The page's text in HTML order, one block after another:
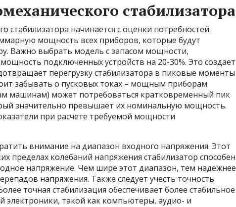
стабилизатора
стабилизатора начинается с оценки потребностей.
мощность всех приборов, которые будут
Важно выбрать модель с запасом мощности,
подключенных устройств на 20-30%. Это создает
перегрузку стабилизатора в пиковые моменты
забывать о пусковых токах – мощным приборам
машинам) может потребоваться кратковременный пик
значительно превышает их номинальную мощность.
при расчете требуемой мощности
внимание на диапазон входного напряжения. Этот
пределах колебаний напряжения стабилизатор способен
напряжение. Чем шире этот диапазон, тем надежнее
напряжения. Также следует учесть точность
точная стабилизация обеспечивает более стабильное
электроники, такой как компьютеры, аудио- и